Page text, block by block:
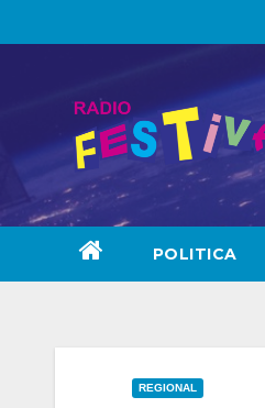
to
POLITICA
REGIONAL